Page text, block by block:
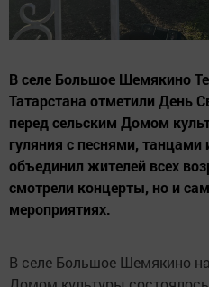
В селе Большое Шемякино
Татарстана отметили День
перед сельским Домом
гуляния с песнями,
объединил жителей всех
смотрели концерты, но и
мероприятиях.
В селе Большое Шемякино